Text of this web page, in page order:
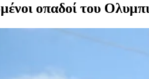
οπαδοί του